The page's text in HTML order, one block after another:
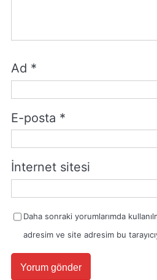
Ad *
E-posta *
İnternet sitesi
Daha sonraki yorumlarımda
adresim ve site adresim bu